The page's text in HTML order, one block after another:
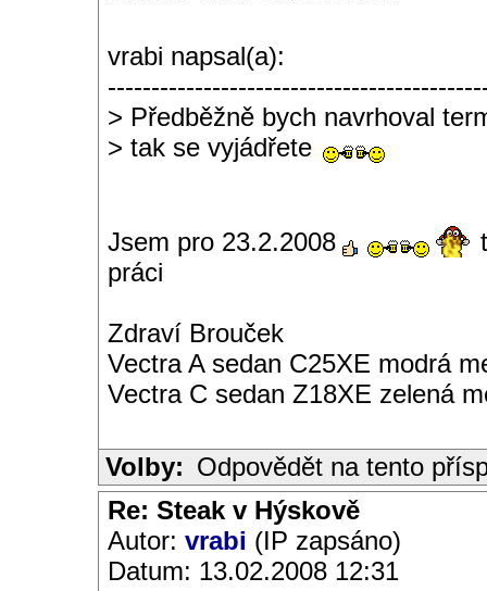
vrabi napsal(a):
> Předběžně bych navrhoval
> tak se vyjádřete
Jsem pro 23.2.2008
práci
Zdraví Brouček
Vectra A sedan C25XE modrá
Vectra C sedan Z18XE zelená
Volby: Odpovědět na tento
Re: Steak v Hýskově
Autor: vrabi (IP zapsáno)
Datum: 13.02.2008 12:31